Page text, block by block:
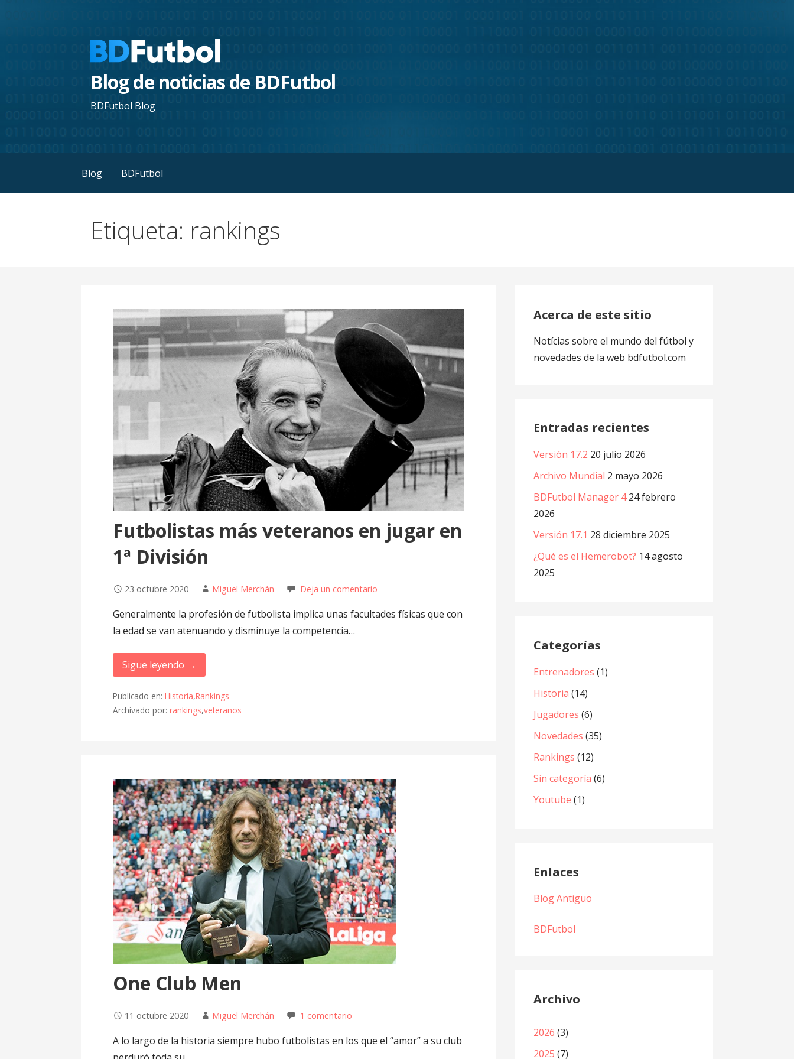
Blog de noticias de BDFutbol
BDFutbol Blog
Blog BDFutbol
Etiqueta: rankings
Futbolistas más veteranos en jugar en
1ª División
23 octubre 2020 Miguel Merchán Deja un comentario
Generalmente la profesión de futbolista implica unas facultades físicas que con
la edad se van atenuando y disminuye la competencia…
Sigue leyendo →
Publicado en:Historia,Rankings
Archivado por:rankings,veteranos
One Club Men
11 octubre 2020 Miguel Merchán 1 comentario
A lo largo de la historia siempre hubo futbolistas en los que el “amor” a su club
Acerca de este sitio
Notícias sobre el mundo del fútbol y
novedades de la web bdfutbol.com
Entradas recientes
Versión 17.2 20 julio 2026
Archivo Mundial 2 mayo 2026
BDFutbol Manager 4 24 febrero
2026
Versión 17.1 28 diciembre 2025
¿Qué es el Hemerobot? 14 agosto
2025
Categorías
Entrenadores (1)
Historia (14)
Jugadores (6)
Novedades (35)
Rankings (12)
Sin categoría (6)
Youtube (1)
Enlaces
Blog Antiguo
BDFutbol
Archivo
2026 (3)
2025 (7)